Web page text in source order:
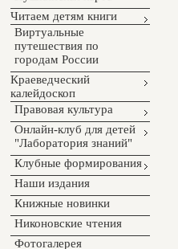
Читаем детям книги
Виртуальные
путешествия по
городам России
Краеведческий
калейдоскоп
Правовая культура
Онлайн-клуб для детей
"Лаборатория знаний"
Клубные формирования
Наши издания
Книжные новинки
Никоновские чтения
Фотогалерея